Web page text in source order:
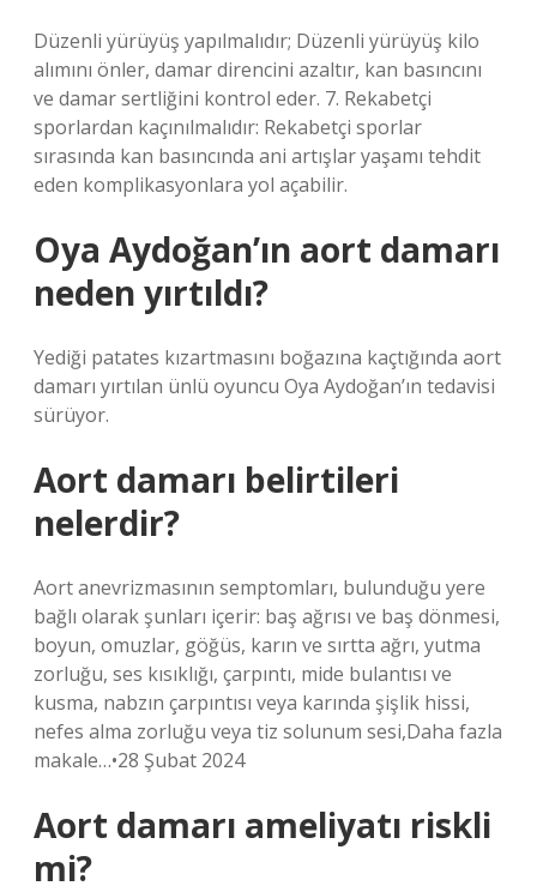
Düzenli yürüyüş yapılmalıdır; Düzenli yürüyüş kilo
alımını önler, damar direncini azaltır, kan basıncını
ve damar sertliğini kontrol eder. 7. Rekabetçi
sporlardan kaçınılmalıdır: Rekabetçi sporlar
sırasında kan basıncında ani artışlar yaşamı tehdit
eden komplikasyonlara yol açabilir.
Oya Aydoğan’ın aort damarı
neden yırtıldı?
Yediği patates kızartmasını boğazına kaçtığında aort
damarı yırtılan ünlü oyuncu Oya Aydoğan’ın tedavisi
sürüyor.
Aort damarı belirtileri
nelerdir?
Aort anevrizmasının semptomları, bulunduğu yere
bağlı olarak şunları içerir: baş ağrısı ve baş dönmesi,
boyun, omuzlar, göğüs, karın ve sırtta ağrı, yutma
zorluğu, ses kısıklığı, çarpıntı, mide bulantısı ve
kusma, nabzın çarpıntısı veya karında şişlik hissi,
nefes alma zorluğu veya tiz solunum sesi,Daha fazla
makale…•28 Şubat 2024
Aort damarı ameliyatı riskli
mi?